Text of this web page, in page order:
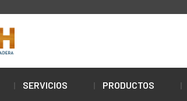
SERVICIOS PRODUCTOS